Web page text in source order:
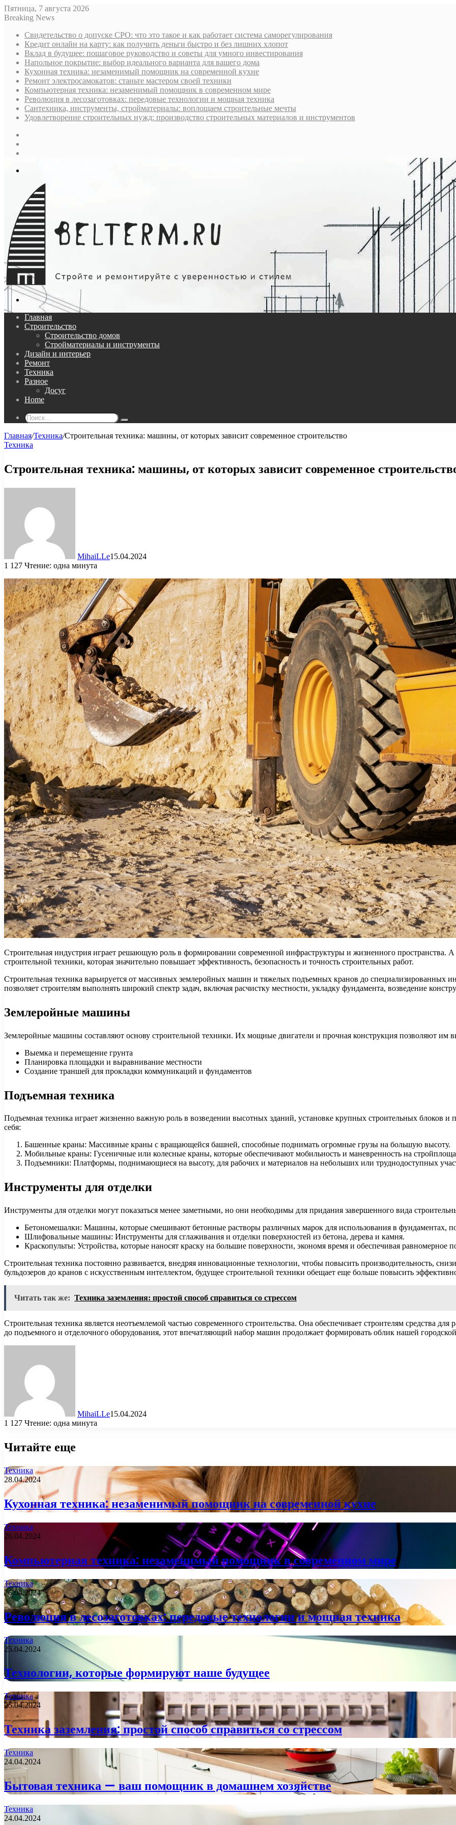
Пятница, 7 августа 2026
Breaking News
Свидетельство о допуске СРО: что это такое и как работает система саморегулирования
Кредит онлайн на карту: как получить деньги быстро и без лишних хлопот
Вклад в будущее: пошаговое руководство и советы для умного инвестирования
Напольное покрытие: выбор идеального варианта для вашего дома
Кухонная техника: незаменимый помощник на современной кухне
Ремонт электросамокатов: станьте мастером своей техники
Компьютерная техника: незаменимый помощник в современном мире
Революция в лесозаготовках: передовые технологии и мощная техника
Сантехника, инструменты, стройматериалы: воплощаем строительные мечты
Удовлетворение строительных нужд: производство строительных материалов и инструментов
Поиск...
Главная
Строительство
Строительство домов
Стройматериалы и инструменты
Дизайн и интерьер
Ремонт
Техника
Разное
Досуг
Home
Поиск...
Главная/Техника/Строительная техника: машины, от которых зависит современное строительство
Техника
Строительная техника: машины, от которых зависит современное
MihaiLLe15.04.2024
1 127 Чтение: одна минута
Строительная индустрия играет решающую роль в формировании современной инфраструктуры и жизненного пространства.
строительной техники, которая значительно повышает эффективность, безопасность и точность строительных работ.
Строительная техника варьируется от массивных землеройных машин и тяжелых подъемных кранов до специализированных
позволяет строителям выполнять широкий спектр задач, включая расчистку местности, укладку фундамента, возведение
Землеройные машины
Землеройные машины составляют основу строительной техники. Их мощные двигатели и прочная конструкция позволяют им
Выемка и перемещение грунта
Планировка площадки и выравнивание местности
Создание траншей для прокладки коммуникаций и фундаментов
Подъемная техника
Подъемная техника играет жизненно важную роль в возведении высотных зданий, установке крупных строительных блоков
себя:
Башенные краны: Массивные краны с вращающейся башней, способные поднимать огромные грузы на большую высоту.
Мобильные краны: Гусеничные или колесные краны, которые обеспечивают мобильность и маневренность на
Подъемники: Платформы, поднимающиеся на высоту, для рабочих и материалов на небольших или труднодоступных
Инструменты для отделки
Инструменты для отделки могут показаться менее заметными, но они необходимы для придания завершенного вида
Бетономешалки: Машины, которые смешивают бетонные растворы различных марок для использования в фундаментах,
Шлифовальные машины: Инструменты для сглаживания и отделки поверхностей из бетона, дерева и камня.
Краскопульты: Устройства, которые наносят краску на большие поверхности, экономя время и обеспечивая равномерное
Строительная техника постоянно развивается, внедряя инновационные технологии, чтобы повысить производительность,
бульдозеров до кранов с искусственным интеллектом, будущее строительной техники обещает еще больше повысить
Читать так же: Техника заземления: простой способ справиться со стрессом
Строительная техника является неотъемлемой частью современного строительства. Она обеспечивает строителям средства
до подъемного и отделочного оборудования, этот впечатляющий набор машин продолжает формировать облик нашей
MihaiLLe15.04.2024
1 127 Чтение: одна минута
Читайте еще
Техника
28.04.2024
Кухонная техника: незаменимый помощник на современной кухне
Техника
26.04.2024
Компьютерная техника: незаменимый помощник в современном мире
Техника
26.04.2024
Революция в лесозаготовках: передовые технологии и мощная техника
Техника
25.04.2024
Технологии, которые формируют наше будущее
Техника
25.04.2024
Техника заземления: простой способ справиться со стрессом
Техника
24.04.2024
Бытовая техника — ваш помощник в домашнем хозяйстве
Техника
24.04.2024